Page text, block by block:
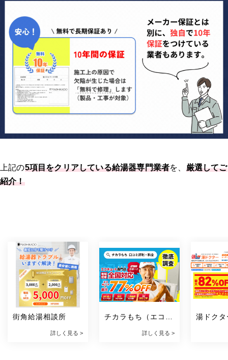
上記の5項目をクリアしている給湯器専門業者を、 厳選してご
紹介！
街角給湯相談所
詳しく見る >
チカラもち（エコキ
詳しく見る >
湯ドクタ